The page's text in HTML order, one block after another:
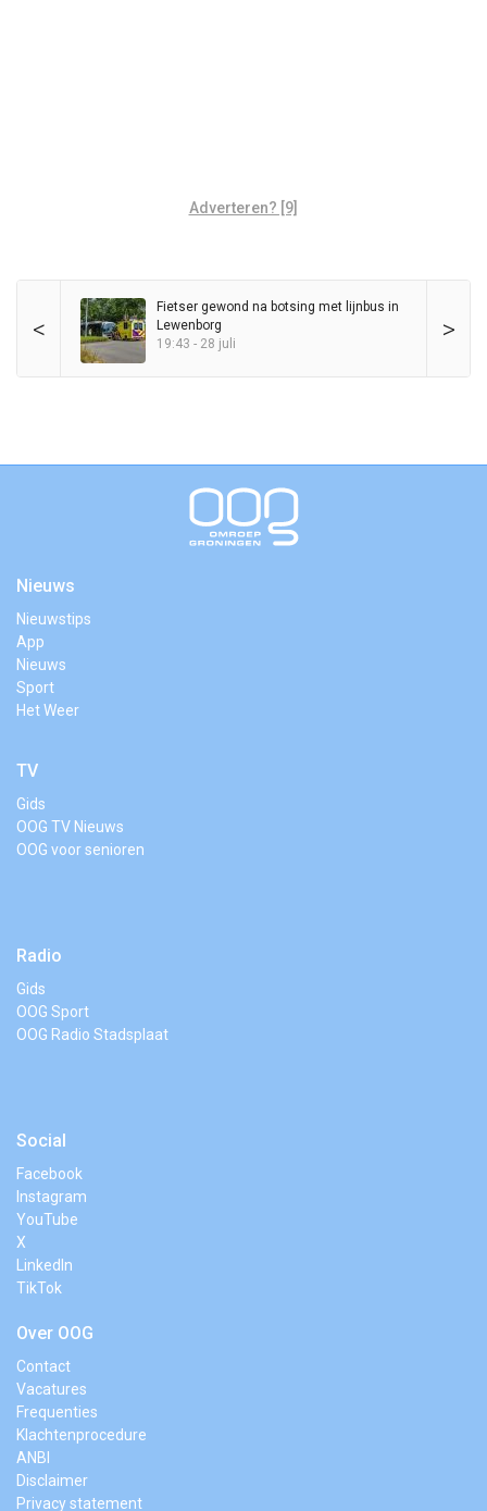
Adverteren? [9]
< >
Fietser gewond na botsing met lijnbus in
Lewenborg
19:43 - 28 juli
Nieuws
Nieuwstips
App
Nieuws
Sport
Het Weer
TV
Gids
OOG TV Nieuws
OOG voor senioren
Radio
Gids
OOG Sport
OOG Radio Stadsplaat
Social
Facebook
Instagram
YouTube
X
LinkedIn
TikTok
Over OOG
Contact
Vacatures
Frequenties
Klachtenprocedure
ANBI
Disclaimer
Privacy statement